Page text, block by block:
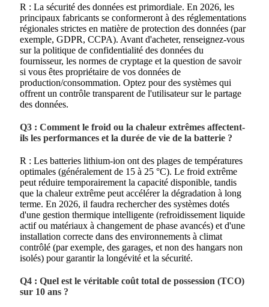
R : La sécurité des données est primordiale. En 2026, les
principaux fabricants se conformeront à des réglementations
régionales strictes en matière de protection des données (par
exemple, GDPR, CCPA). Avant d'acheter, renseignez-vous
sur la politique de confidentialité des données du
fournisseur, les normes de cryptage et la question de savoir
si vous êtes propriétaire de vos données de
production/consommation. Optez pour des systèmes qui
offrent un contrôle transparent de l'utilisateur sur le partage
des données.
Q3 : Comment le froid ou la chaleur extrêmes affectent-
ils les performances et la durée de vie de la batterie ?
R : Les batteries lithium-ion ont des plages de températures
optimales (généralement de 15 à 25 °C). Le froid extrême
peut réduire temporairement la capacité disponible, tandis
que la chaleur extrême peut accélérer la dégradation à long
terme. En 2026, il faudra rechercher des systèmes dotés
d'une gestion thermique intelligente (refroidissement liquide
actif ou matériaux à changement de phase avancés) et d'une
installation correcte dans des environnements à climat
contrôlé (par exemple, des garages, et non des hangars non
isolés) pour garantir la longévité et la sécurité.
Q4 : Quel est le véritable coût total de possession (TCO)
sur 10 ans ?